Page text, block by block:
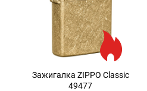
Зажигалка ZIPPO Classic
49477